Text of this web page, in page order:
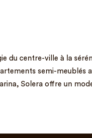
du centre-ville à la
semi-meublés
Solera offre un